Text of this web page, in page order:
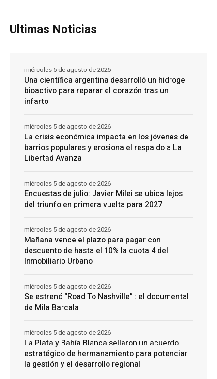
Ultimas Noticias
Una científica argentina desarrolló un hidrogel
bioactivo para reparar el corazón tras un
infarto
miércoles 5 de agosto de 2026
La crisis económica impacta en los jóvenes de
barrios populares y erosiona el respaldo a La
Libertad Avanza
miércoles 5 de agosto de 2026
Encuestas de julio: Javier Milei se ubica lejos
del triunfo en primera vuelta para 2027
miércoles 5 de agosto de 2026
Mañana vence el plazo para pagar con
descuento de hasta el 10% la cuota 4 del
Inmobiliario Urbano
miércoles 5 de agosto de 2026
Se estrenó “Road To Nashville” : el documental
de Mila Barcala
miércoles 5 de agosto de 2026
La Plata y Bahía Blanca sellaron un acuerdo
estratégico de hermanamiento para potenciar
la gestión y el desarrollo regional
miércoles 5 de agosto de 2026